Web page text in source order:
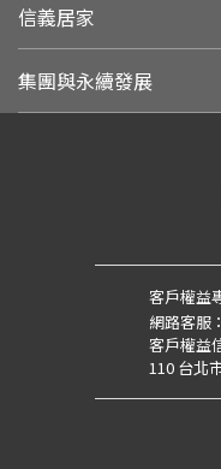
信義居家
集團與永續發展
客戶權益
網路客服：
客戶權益
110 台北